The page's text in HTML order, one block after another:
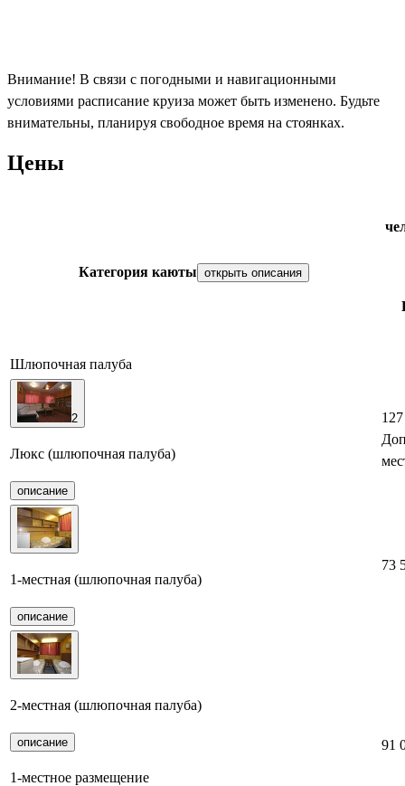
Внимание! В связи с погодными и навигационными
условиями расписание круиза может быть изменено. Будьте
внимательны, планируя свободное время на стоянках.
Цены
Категория каюты открыть описания
Шлюпочная палуба
2
Люкс (шлюпочная палуба)
описание
1-местная (шлюпочная палуба)
описание
73
2-местная (шлюпочная палуба)
описание
1-местное размещение
91